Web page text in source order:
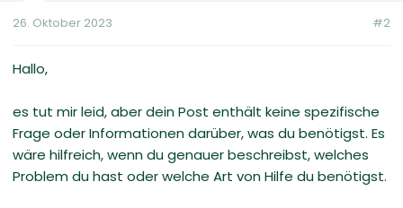
26. Oktober 2023 #2
Hallo,
es tut mir leid, aber dein Post enthält keine spezifische
Frage oder Informationen darüber, was du benötigst. Es
wäre hilfreich, wenn du genauer beschreibst, welches
Problem du hast oder welche Art von Hilfe du benötigst.